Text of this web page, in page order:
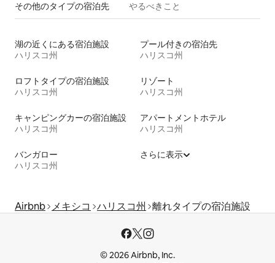
その他のタ⁠イ⁠プ⁠の宿⁠泊⁠先 やるべきこと
湖の近くにある宿泊施設
ハリスコ州
プール付きの宿泊先
ハリスコ州
ロフトタイプの宿泊施設
ハリスコ州
リゾート
ハリスコ州
キャンピングカーの宿泊施設
ハリスコ州
アパートメントホテル
ハリスコ州
バンガロー
ハリスコ州
さらに表示
Airbnb メキシコ ハリスコ州 離れタイプの宿泊施設
© 2026 Airbnb, Inc.